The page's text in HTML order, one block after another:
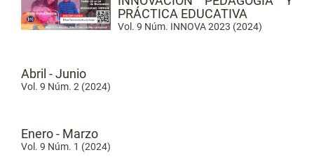
PRÁCTICA EDUCATIVA
Vol. 9 Núm. INNOVA 2023 (2024)
Abril - Junio
Vol. 9 Núm. 2 (2024)
Enero - Marzo
Vol. 9 Núm. 1 (2024)